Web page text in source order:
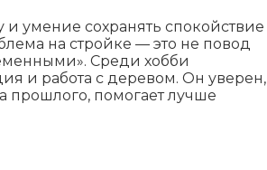
и умение сохранять спокойствие
на стройке — это не повод
Среди хобби
и работа с деревом. Он уверен,
прошлого, помогает лучше